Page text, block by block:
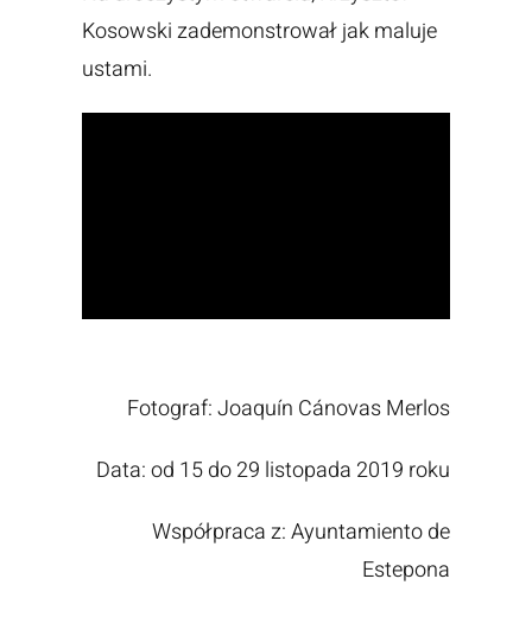
Kosowski zademonstrował jak maluje
ustami.
Fotograf: Joaquín Cánovas Merlos
Data: od 15 do 29 listopada 2019 roku
Współpraca z: Ayuntamiento de
Estepona